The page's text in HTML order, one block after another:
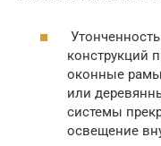
конструкций
оконные
или
системы
освещение